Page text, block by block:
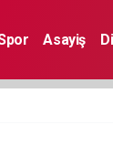
Asayiş